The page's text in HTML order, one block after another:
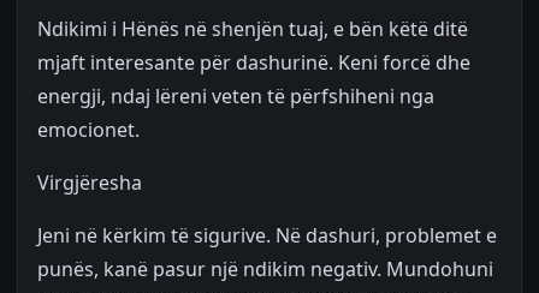
Ndikimi i Hënës në shenjën tuaj, e bën këtë ditë
mjaft interesante për dashurinë. Keni forcë dhe
energji, ndaj lëreni veten të përfshiheni nga
emocionet.
Virgjëresha
Jeni në kërkim të sigurive. Në dashuri, problemet e
punës, kanë pasur një ndikim negativ. Mundohuni